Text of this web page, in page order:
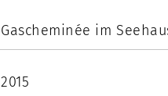
Gascheminée im
2015